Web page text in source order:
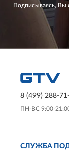
Подписываясь, Вы
8 (499) 288-
ПН-ВС 9:00-
СЛУЖБА